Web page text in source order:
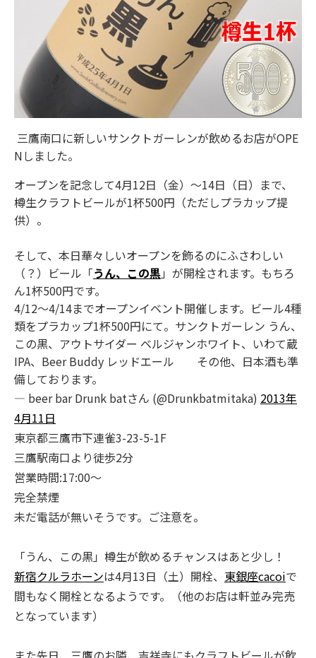
三鷹南口に新しいサンクトガーレンが飲めるお店がOPE
Nしました。
オープンを記念して4月12日（金）～14日（日）まで、
樽生クラフトビールが1杯500円（ただしプラカップ提
供）。
そして、本日華々しいオープンを飾るのにふさわしい
（？）ビール「うん、この黒」が開栓されます。もちろ
ん1杯500円です。
4/12～4/14までオープンイベント開催します。ビール4種
類をプラカップ1杯500円にて。サンクトガーレン うん、
この黒、アウトサイダー ベルジャンホワイト、いわて蔵
IPA、Beer Buddy レッドエール その他、日本酒も準
備しております。
— beer bar Drunk batさん (@Drunkbatmitaka) 2013年
4月11日
東京都三鷹市下連雀3-23-5-1F
三鷹駅南口より徒歩2分
営業時間:17:00～
完全禁煙
未だ電話が無いそうです。ご注意を。
「うん、この黒」樽生が飲めるチャンスはあと少し！
新宿クルラホーンは4月13日（土）開栓、 東銀座cacoiで
間もなく開栓となるようです。（他のお店は軒並み完売
となっています）